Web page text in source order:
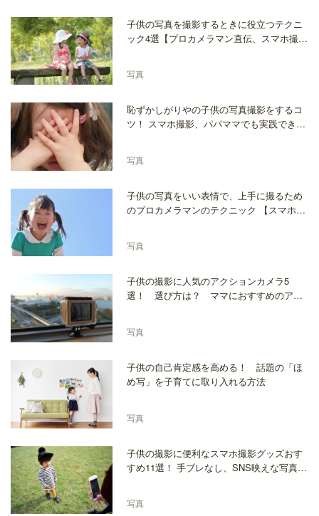
子供の写真を撮影するときに役立つテクニ
ック4選【プロカメラマン直伝、スマホ撮影
写真
恥ずかしがりやの子供の写真撮影をするコ
ツ！ スマホ撮影、パパママでも実践できる
写真
子供の写真をいい表情で、上手に撮るため
のプロカメラマンのテクニック 【スマホ撮
写真
子供の撮影に人気のアクションカメラ5
選！ 選び方は？ ママにおすすめのアク
写真
子供の自己肯定感を高める！ 話題の「ほ
め写」を子育てに取り入れる方法
写真
子供の撮影に便利なスマホ撮影グッズおす
すめ11選！ 手ブレなし、SNS映えな写真も
写真